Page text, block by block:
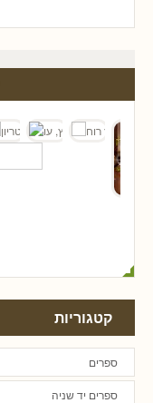
קטגוריות
ספרים
ספרים יד שניה